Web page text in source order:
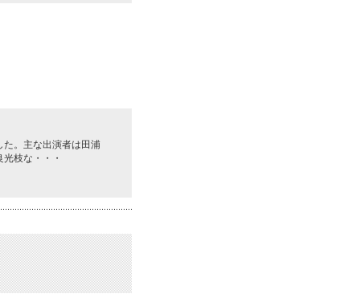
。主な出演者は田浦
枝な・・・